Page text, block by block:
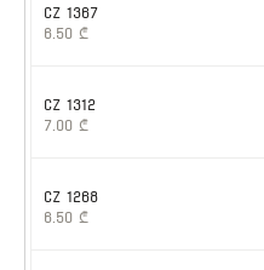
CZ 1367
6.50 ₾
CZ 1312
7.00 ₾
CZ 1268
6.50 ₾